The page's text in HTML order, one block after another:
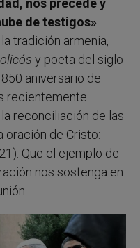
nos precede y
de testigos»
tradición armenia,
y poeta del siglo
aniversario de
recientemente.
reconciliación de las
oración de Cristo:
Que el ejemplo de
nos sostenga en